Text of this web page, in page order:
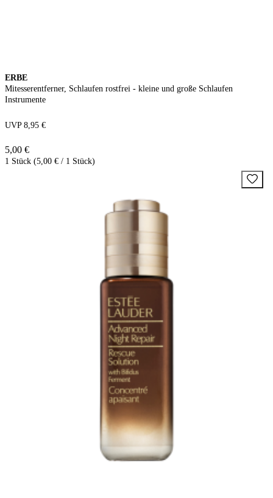
ERBE
Mitesserentferner, Schlaufen rostfrei - kleine und große Schlaufen
Instrumente
UVP 8,95 €
5,00 €
1 Stück (5,00 € / 1 Stück)